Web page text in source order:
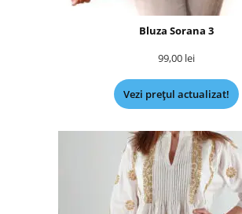
Bluza Sorana 3
99,00 lei
Vezi prețul actualizat!